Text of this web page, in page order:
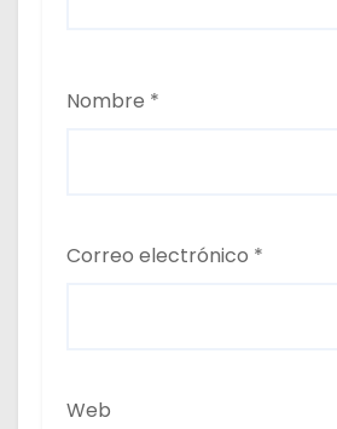
Nombre *
Correo electrónico *
Web